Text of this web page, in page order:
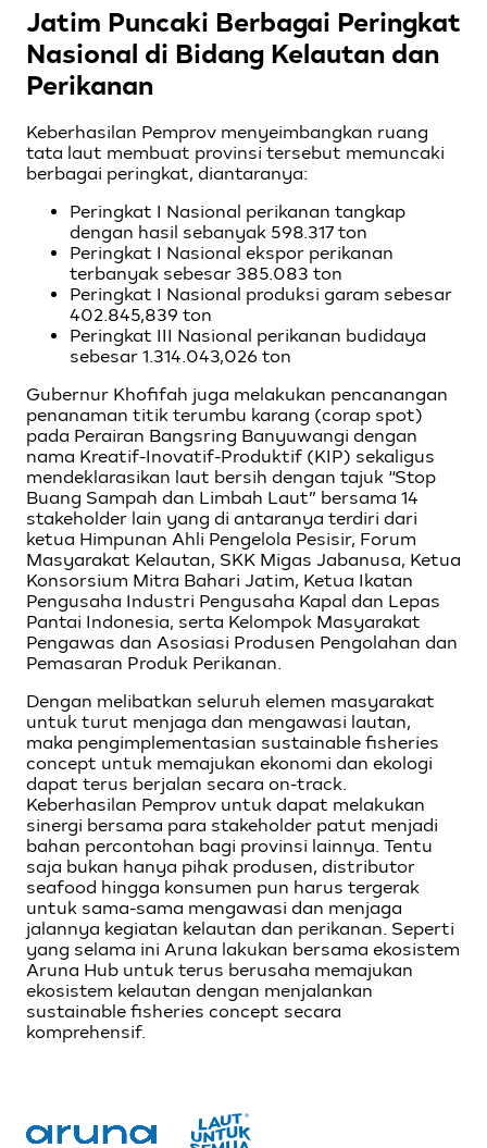
Jatim Puncaki Berbagai Peringkat
Nasional di Bidang Kelautan dan
Perikanan
Keberhasilan Pemprov menyeimbangkan ruang
tata laut membuat provinsi tersebut memuncaki
berbagai peringkat, diantaranya:
Peringkat I Nasional perikanan tangkap
dengan hasil sebanyak 598.317 ton
Peringkat I Nasional ekspor perikanan
terbanyak sebesar 385.083 ton
Peringkat I Nasional produksi garam sebesar
402.845,839 ton
Peringkat III Nasional perikanan budidaya
sebesar 1.314.043,026 ton
Gubernur Khofifah juga melakukan pencanangan
penanaman titik terumbu karang (corap spot)
pada Perairan Bangsring Banyuwangi dengan
nama Kreatif-Inovatif-Produktif (KIP) sekaligus
mendeklarasikan laut bersih dengan tajuk “Stop
Buang Sampah dan Limbah Laut” bersama 14
stakeholder lain yang di antaranya terdiri dari
ketua Himpunan Ahli Pengelola Pesisir, Forum
Masyarakat Kelautan, SKK Migas Jabanusa, Ketua
Konsorsium Mitra Bahari Jatim, Ketua Ikatan
Pengusaha Industri Pengusaha Kapal dan Lepas
Pantai Indonesia, serta Kelompok Masyarakat
Pengawas dan Asosiasi Produsen Pengolahan dan
Pemasaran Produk Perikanan.
Dengan melibatkan seluruh elemen masyarakat
untuk turut menjaga dan mengawasi lautan,
maka pengimplementasian sustainable fisheries
concept untuk memajukan ekonomi dan ekologi
dapat terus berjalan secara on-track.
Keberhasilan Pemprov untuk dapat melakukan
sinergi bersama para stakeholder patut menjadi
bahan percontohan bagi provinsi lainnya. Tentu
saja bukan hanya pihak produsen, distributor
seafood hingga konsumen pun harus tergerak
untuk sama-sama mengawasi dan menjaga
jalannya kegiatan kelautan dan perikanan. Seperti
yang selama ini Aruna lakukan bersama ekosistem
Aruna Hub untuk terus berusaha memajukan
ekosistem kelautan dengan menjalankan
sustainable fisheries concept secara
komprehensif.